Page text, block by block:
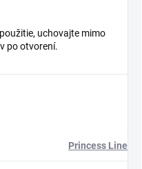
uchovajte mimo
po otvorení.
Princess Line